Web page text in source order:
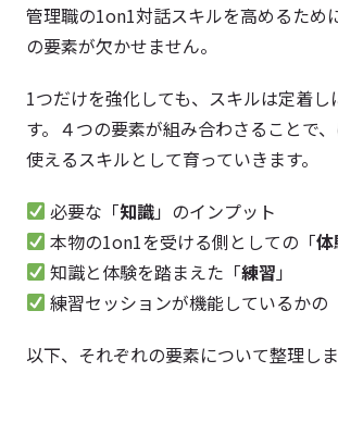
管理職の1on1対話スキルを高めるため
の要素が欠かせません。
1つだけを強化しても、スキルは定着し
す。４つの要素が組み合わさることで
使えるスキルとして育っていきます。
必要な「知識」のインプット
本物の1on1を受ける側としての「
知識と体験を踏まえた「練習 」
練習セッションが機能しているかの
以下、それぞれの要素について整理しま